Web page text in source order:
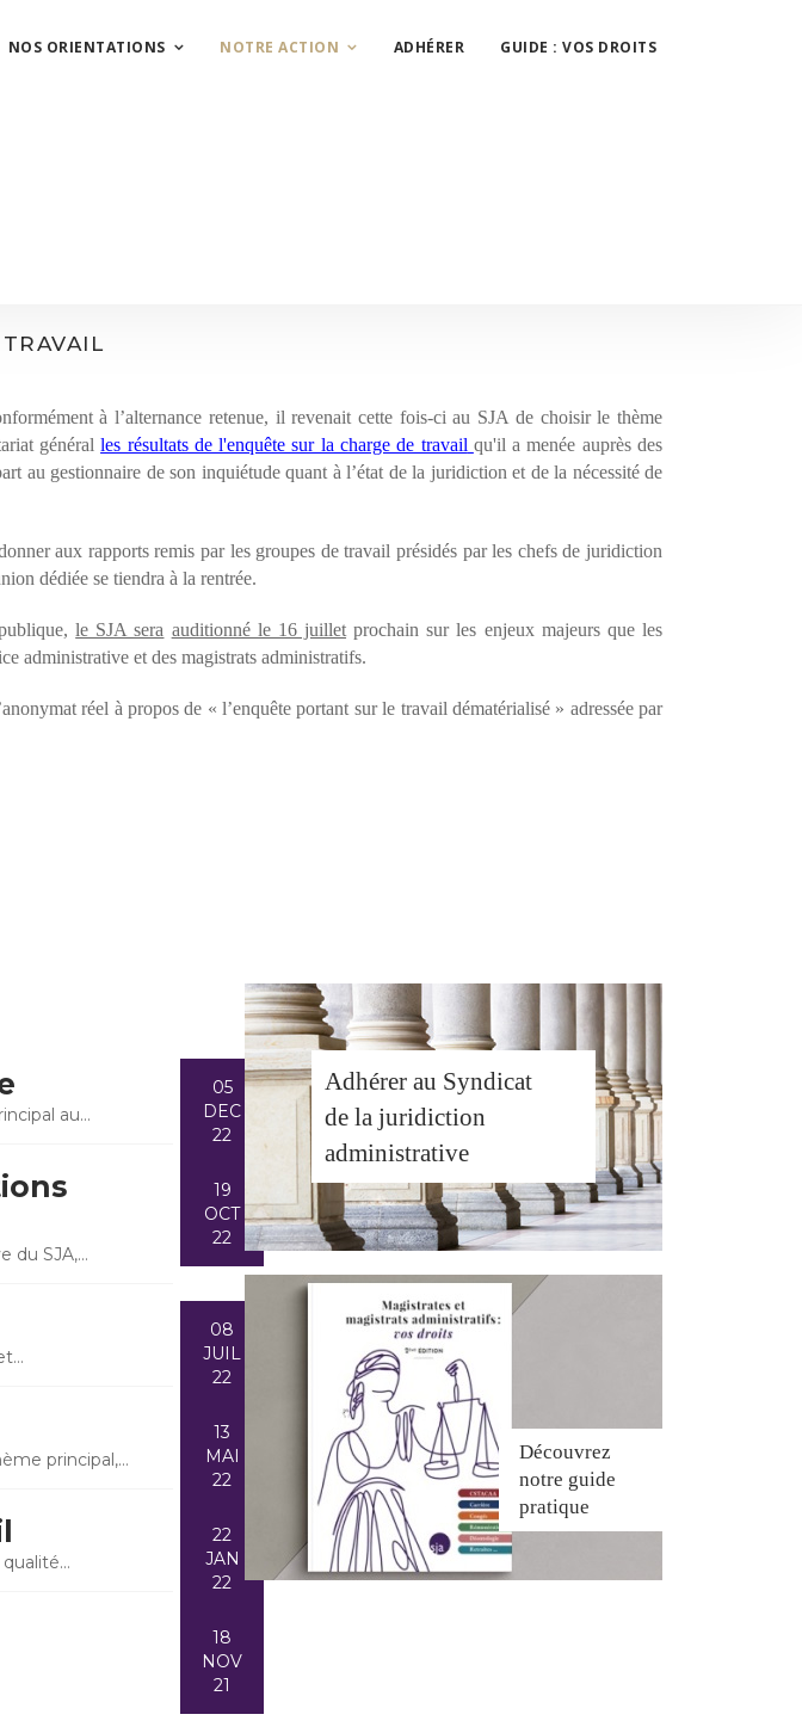
NOS ORIENTATIONS NOTRE ACTION ADHÉRER GUIDE : VOS DROITS
à l’alternance retenue, il revenait cette fois-ci au SJA de choisir le thème
généralles résultats de l'enquête sur la charge de travail qu'il a menée auprès des
au gestionnaire de son inquiétude quant à l’état de la juridiction et de la nécessité de
aux rapports remis par les groupes de travail présidés par les chefs de juridiction
dédiée se tiendra à la rentrée.
le SJA sera auditionné le 16 juillet prochain sur les enjeux majeurs que les
administrative et des magistrats administratifs.
réel à propos de « l’enquête portant sur le travail dématérialisé » adressée par
05
DEC
22
au…
19
OCT
22
du SJA,…
08
JUIL
22
13
MAI
22
principal,…
22
JAN
22
qualité…
18
NOV
21
Adhérer au Syndicat
de la juridiction
administrative
Découvrez
notre guide
pratique